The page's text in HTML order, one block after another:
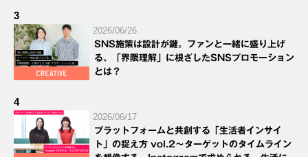
3
2026/06/26
SNS施策は設計が鍵。ファンと一緒に盛り上げ
る、「界隈理解」に根ざしたSNSプロモーション
とは？
4
2026/06/17
プラットフォームと共創する「生活者インサイ
ト」の捉え方 vol.2～ターゲットのタイムライン